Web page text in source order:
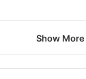
Show More